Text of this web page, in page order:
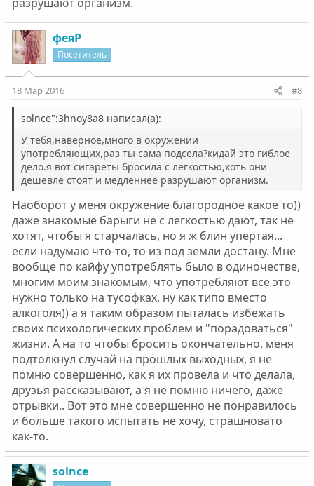
феяР
Посетитель
18 Мар 2016 #8
solnce":3hnoy8a8 написал(а):
У тебя,наверное,много в окружении
употребляющих,раз ты сама подсела?кидай это гиблое
дело.я вот сигареты бросила с легкостью,хоть они
дешевле стоят и медленнее разрушают организм.
Наоборот у меня окружение благородное какое то))
даже знакомые барыги не с легкостью дают, так не
хотят, чтобы я старчалась, но я ж блин упертая...
если надумаю что-то, то из под земли достану. Мне
вообще по кайфу употреблять было в одиночестве,
многим моим знакомым, что употребляют все это
нужно только на тусофках, ну как типо вместо
алкоголя)) а я таким образом пыталась избежать
своих психологических проблем и "порадоваться"
жизни. А на то чтобы бросить окончательно, меня
подтолкнул случай на прошлых выходных, я не
помню совершенно, как я их провела и что делала,
друзья рассказывают, а я не помню ничего, даже
отрывки.. Вот это мне совершенно не понравилось
и больше такого испытать не хочу, страшновато
как-то.
solnce